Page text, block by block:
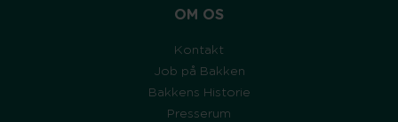
OM OS
Kontakt
Job på Bakken
Bakkens Historie
Presserum